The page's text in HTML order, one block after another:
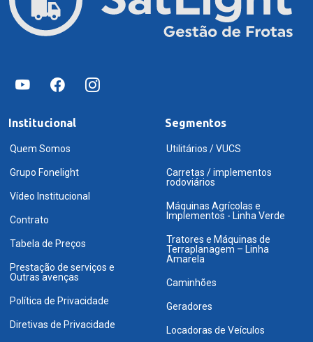
Institucional
Quem Somos
Grupo Fonelight
Vídeo Institucional
Contrato
Tabela de Preços
Prestação de serviços e
Outras avenças
Política de Privacidade
Diretivas de Privacidade
Segmentos
Utilitários / VUCS
Carretas / implementos
rodoviários
Máquinas Agrícolas e
Implementos - Linha Verde
Tratores e Máquinas de
Terraplanagem – Linha
Amarela
Caminhões
Geradores
Locadoras de Veículos